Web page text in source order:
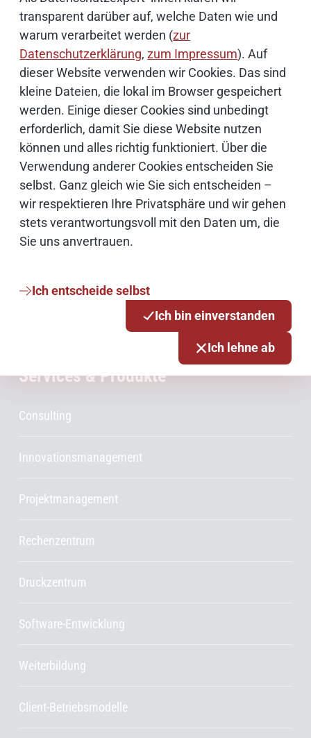
transparent darüber auf, welche Daten wie und
warum verarbeitet werden (zur
Datenschutzerklärung,zum Impressum). Auf
dieser Website verwenden wir Cookies. Das sind
kleine Dateien, die lokal im Browser gespeichert
werden. Einige dieser Cookies sind unbedingt
erforderlich, damit Sie diese Website nutzen
können und alles richtig funktioniert. Über die
Verwendung anderer Cookies entscheiden Sie
selbst. Ganz gleich wie Sie sich entscheiden –
wir respektieren Ihre Privatsphäre und wir gehen
stets verantwortungsvoll mit den Daten um, die
Sie uns anvertrauen.
Ich entscheide selbst
Ich bin einverstanden
Ich lehne ab
Bildnachweise
Schwerpunktthemen
Künstliche Intelligenz
Open Source
IT Sicherheit
Onlinezugangsgesetz
Services & Produkte
Consulting
Innovationsmanagement
Projektmanagement
Rechenzentrum
Druckzentrum
Software-Entwicklung
Weiterbildung
Client-Betriebsmodelle